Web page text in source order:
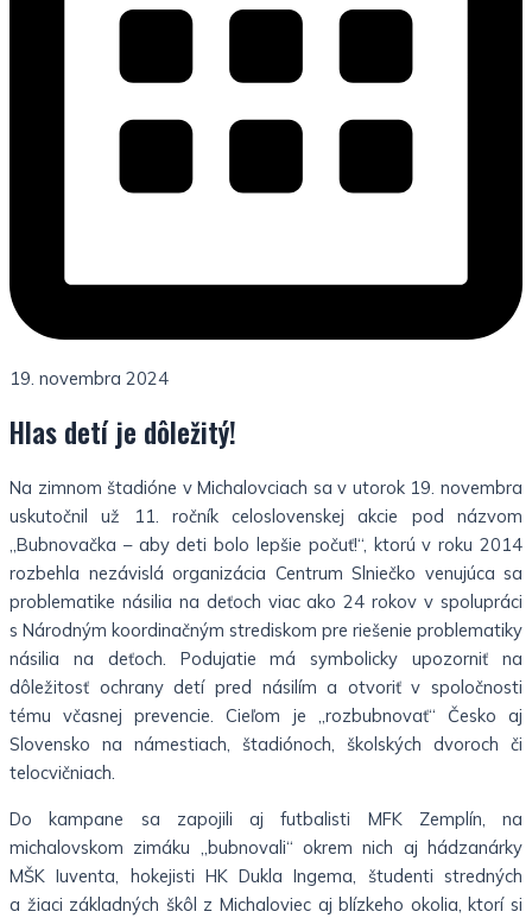
19. novembra 2024
Hlas detí je dôležitý!
Na zimnom štadióne v Michalovciach sa v utorok 19. novembra
uskutočnil už 11. ročník celoslovenskej akcie pod názvom
„Bubnovačka – aby deti bolo lepšie počuť!“, ktorú v roku 2014
rozbehla nezávislá organizácia Centrum Slniečko venujúca sa
problematike násilia na deťoch viac ako 24 rokov v spolupráci
s Národným koordinačným strediskom pre riešenie problematiky
násilia na deťoch. Podujatie má symbolicky upozorniť na
dôležitosť ochrany detí pred násilím a otvoriť v spoločnosti
tému včasnej prevencie. Cieľom je ,,rozbubnovať“ Česko aj
Slovensko na námestiach, štadiónoch, školských dvoroch či
telocvičniach.
Do kampane sa zapojili aj futbalisti MFK Zemplín, na
michalovskom zimáku „bubnovali“ okrem nich aj hádzanárky
MŠK Iuventa, hokejisti HK Dukla Ingema, študenti stredných
a žiaci základných škôl z Michaloviec aj blízkeho okolia, ktorí si